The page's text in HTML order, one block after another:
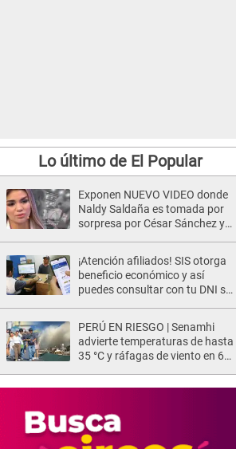
Lo último de El Popular
Exponen NUEVO VIDEO donde
Naldy Saldaña es tomada por
sorpresa por César Sánchez y
¡Atención afiliados! SIS otorga
beneficio económico y así
puedes consultar con tu DNI si
PERÚ EN RIESGO | Senamhi
advierte temperaturas de hasta
35 °C y ráfagas de viento en 6